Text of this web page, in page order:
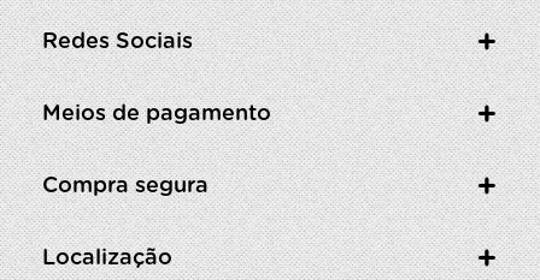
Redes Sociais
Meios de pagamento
Compra segura
Localização